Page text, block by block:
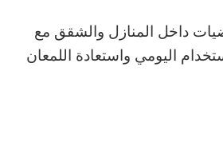
داخل المنازل والشقق مع
اليومي واستعادة اللمعان